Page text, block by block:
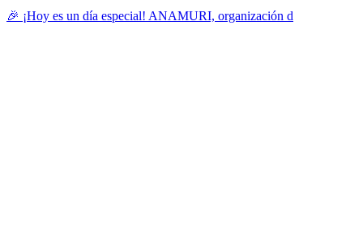
🎉 ¡Hoy es un día especial! ANAMURI, organización d